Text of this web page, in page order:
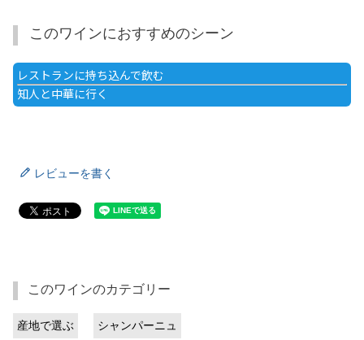
このワインにおすすめのシーン
レストランに持ち込んで飲む
知人と中華に行く
レビューを書く
このワインのカテゴリー
産地で選ぶ シャンパーニュ